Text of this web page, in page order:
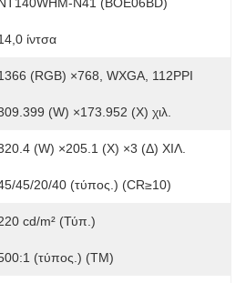
ίντσα
(RGB) ×768, WXGA, 112PPI
(W) ×173.952 (Χ) χιλ.
(W) ×205.1 (Χ) ×3 (Δ) ΧΙΛ.
45/20/40 (τύπος.) (CR≥10)
cd/m² (Τύπ.)
(τύπος.) (TM)